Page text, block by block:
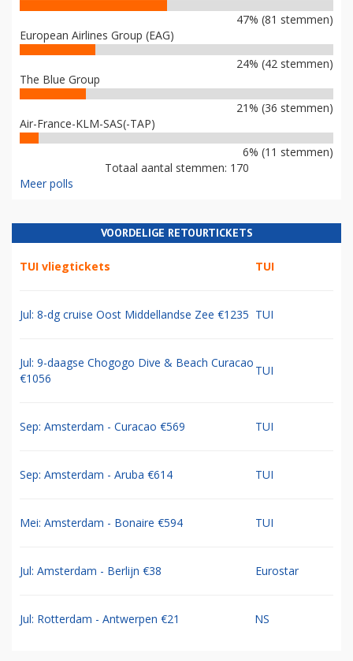
47% (81 stemmen)
European Airlines Group (EAG)
24% (42 stemmen)
The Blue Group
21% (36 stemmen)
Air-France-KLM-SAS(-TAP)
6% (11 stemmen)
Totaal aantal stemmen: 170
Meer polls
VOORDELIGE RETOURTICKETS
TUI vliegtickets TUI
Jul: 8-dg cruise Oost Middellandse Zee €1235 TUI
Jul: 9-daagse Chogogo Dive & Beach Curacao
€1056
TUI
Sep: Amsterdam - Curacao €569 TUI
Sep: Amsterdam - Aruba €614 TUI
Mei: Amsterdam - Bonaire €594 TUI
Jul: Amsterdam - Berlijn €38 Eurostar
Jul: Rotterdam - Antwerpen €21 NS